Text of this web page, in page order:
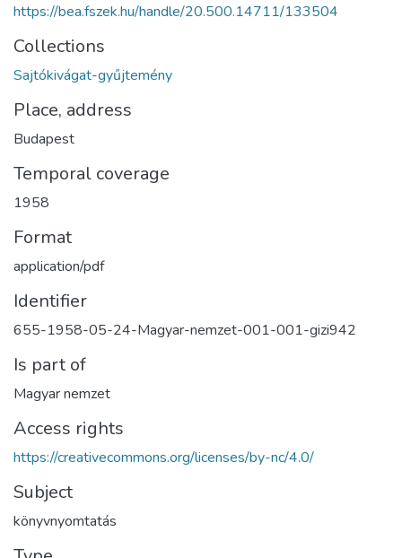
https://bea.fszek.hu/handle/20.500.14711/133504
Collections
Sajtókivágat-gyűjtemény
Place, address
Budapest
Temporal coverage
1958
Format
application/pdf
Identifier
655-1958-05-24-Magyar-nemzet-001-001-gizi942
Is part of
Magyar nemzet
Access rights
https://creativecommons.org/licenses/by-nc/4.0/
Subject
könyvnyomtatás